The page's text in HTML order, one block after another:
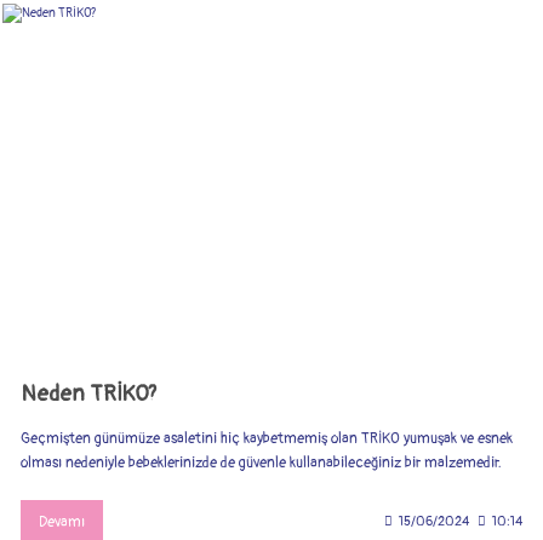
Neden TRİKO?
Geçmişten günümüze asaletini hiç kaybetmemiş olan TRİKO yumuşak ve esnek
olması nedeniyle bebeklerinizde de güvenle kullanabileceğiniz bir malzemedir.
Devamı 15/06/2024 10:14